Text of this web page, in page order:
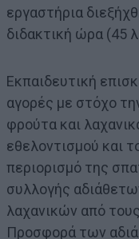
εργαστήρια
διδακτική ώρα (45
Εκπαιδευτική
αγορές με στόχο
φρούτα και
εθελοντισμού και
περιορισμό της
συλλογής
λαχανικών από
Προσφορά των